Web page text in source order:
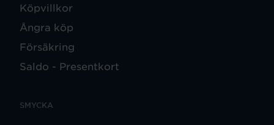
Köpvillkor
Ångra köp
Försäkring
Saldo - Presentkort
SMYCKA